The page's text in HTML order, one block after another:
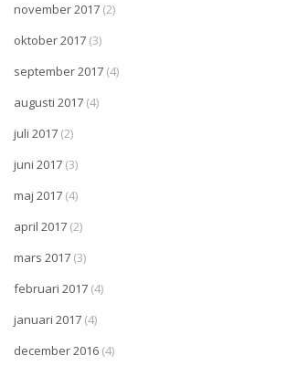
november 2017 (2)
oktober 2017 (3)
september 2017 (4)
augusti 2017 (4)
juli 2017 (2)
juni 2017 (3)
maj 2017 (4)
april 2017 (2)
mars 2017 (3)
februari 2017 (4)
januari 2017 (4)
december 2016 (4)